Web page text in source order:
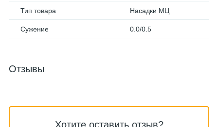
Тип товара Насадки МЦ
Сужение 0.0/0.5
Отзывы
Хотите оставить отзыв?